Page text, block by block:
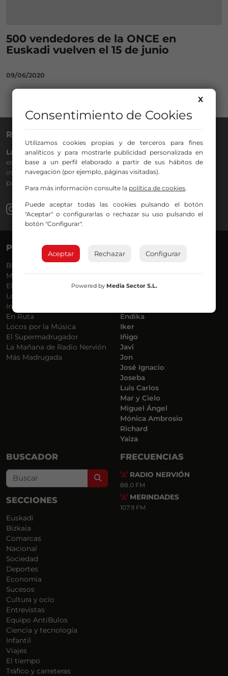
500 vendedores de la ONCE en
Euskadi vuelven el 15 de junio
09/06/2020
RADIO NERVIÓN
La Gran Familia desde hace40 añosen la88.0de tu dial. La
emisora de Bilbao para todos los públicos, con Más Música,
información a menos cinco, deportes, tráfico y la
participación de los oyentes.
PROGRAMAS
Bilbosport
Más Música
El Madrugador
Lo Más Nuevo
Informativos
En Ruta
Locos por la Música
El Supermadrugador
La Mañana de Radio Nervión
Más Madrugada
Belén Ollero
Dani
Endika
Iker
Iñigo
Javi
Jon
José Ignacio
Joseba
Luis Carlos
Mar y Cielo
Miguel Ángel
Mónica Ambrosio
Richard
Yaiza
BUSCADOR
Search
SECCIONES
Euskadi
Bizkaia
Comarcas
Nacional
Sociedad
Deportes
Economía
Sucesos
Cultura y ocio
Entrevistas
Equipo AntiBulos
Ciencia y tecnología
Infantil
Viajes
El tiempo
Tráfico y carreteras
FRECUENCIAS
RADIO NERVIÓN
88.0 FM
MERINDADES
107.9 FM
X
Consentimiento de Cookies
Utilizamos cookies propias y de terceros para fines
analíticos y para mostrarle publicidad personalizada en
base a un perfil elaborado a partir de sus hábitos de
navegación (por ejemplo, páginas visitadas).
Para más información consulte la política de cookies.
Puede aceptar todas las cookies pulsando el botón
"Aceptar" o configurarlas o rechazar su uso pulsando el
botón "Configurar".
Aceptar Rechazar Configurar
Powered by Media Sector S.L.